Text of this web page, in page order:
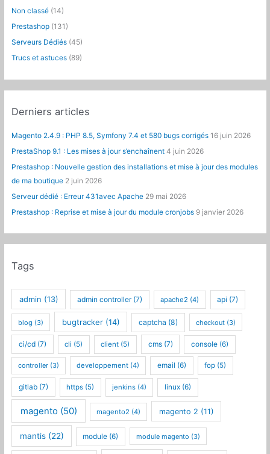
r
:
Non classé (14)
Prestashop (131)
Serveurs Dédiés (45)
Trucs et astuces (89)
Derniers articles
Magento 2.4.9 : PHP 8.5, Symfony 7.4 et 580 bugs corrigés 16 juin 2026
PrestaShop 9.1 : Les mises à jour s’enchaînent 4 juin 2026
Prestashop : Nouvelle gestion des installations et mise à jour des modules
de ma boutique 2 juin 2026
Serveur dédié : Erreur 431avec Apache 29 mai 2026
Prestashop : Reprise et mise à jour du module cronjobs 9 janvier 2026
Tags
admin (13) admin controller(7) apache2 (4) api (7)
blog (3) bugtracker(14) captcha (8) checkout (3)
ci/cd (7) cli (5) client (5) cms(7) console (6)
controller (3) developpement (4) email (6) fop (5)
gitlab (7) https (5) jenkins (4) linux(6)
magento (50) magento2 (4) magento 2 (11)
mantis(22) module (6) module magento (3)